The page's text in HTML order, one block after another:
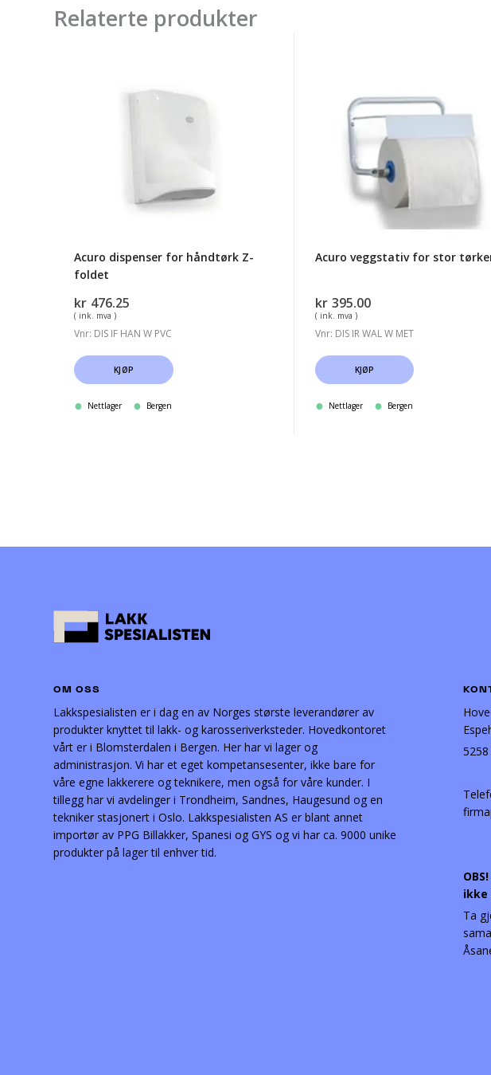
Relaterte produkter
Acuro dispenser for håndtørk Z-
foldet
kr 476.25
( ink. mva )
Vnr: DIS IF HAN W PVC
KJØP
Nettlager Bergen
tørkerull
Acuro veggstativ for stor
kr 395.00
( ink. mva )
Vnr: DIS IR WAL W MET
KJØP
Nettlager Bergen
OM OSS
Lakkspesialisten er i dag en av Norges største leverandører av
produkter knyttet til lakk- og karosseriverksteder. Hovedkontoret
vårt er i Blomsterdalen i Bergen. Her har vi lager og
administrasjon. Vi har et eget kompetansesenter, ikke bare for
våre egne lakkerere og teknikere, men også for våre kunder. I
tillegg har vi avdelinger i Trondheim, Sandnes, Haugesund og en
tekniker stasjonert i Oslo. Lakkspesialisten AS er blant annet
importør av PPG Billakker, Spanesi og GYS og vi har ca. 9000 unike
produkter på lager til enhver tid.
ikke
Ta